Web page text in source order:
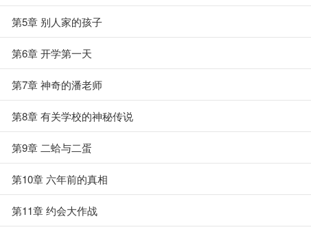
第5章 别人家的孩子
第6章 开学第一天
第7章 神奇的潘老师
第8章 有关学校的神秘传说
第9章 二蛤与二蛋
第10章 六年前的真相
第11章 约会大作战